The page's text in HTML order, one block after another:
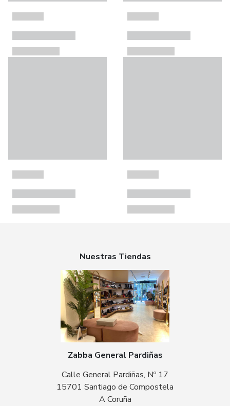
Nuestras Tiendas
Zabba General Pardiñas
Calle General Pardiñas, Nº 17
15701 Santiago de Compostela
A Coruña